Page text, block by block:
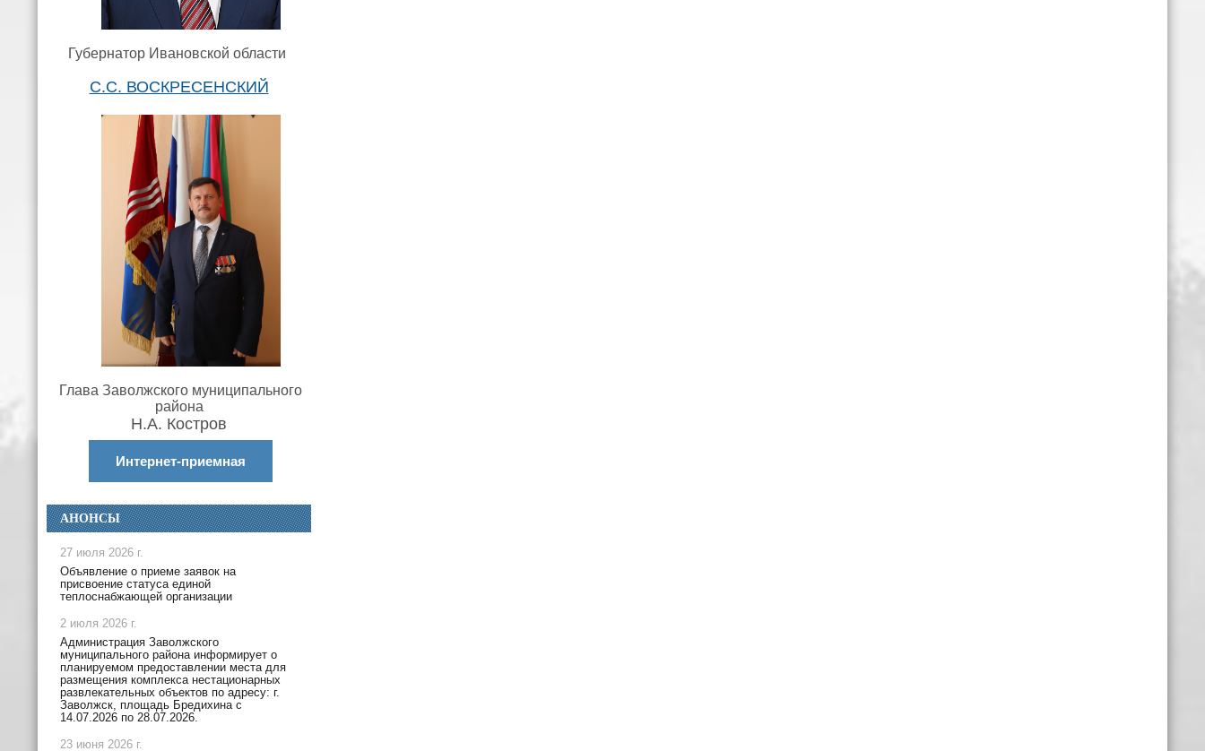
Губернатор Ивановской области
С.С. ВОСКРЕСЕНСКИЙ
Глава Заволжского муниципального
района
Н.А. Костров
Интернет-приемная
АНОНСЫ
27 июля 2026 г.
Объявление о приеме заявок на
присвоение статуса единой
теплоснабжающей организации
2 июля 2026 г.
Администрация Заволжского
муниципального района информирует о
планируемом предоставлении места для
размещения комплекса нестационарных
развлекательных объектов по адресу: г.
Заволжск, площадь Бредихина с
14.07.2026 по 28.07.2026.
23 июня 2026 г.